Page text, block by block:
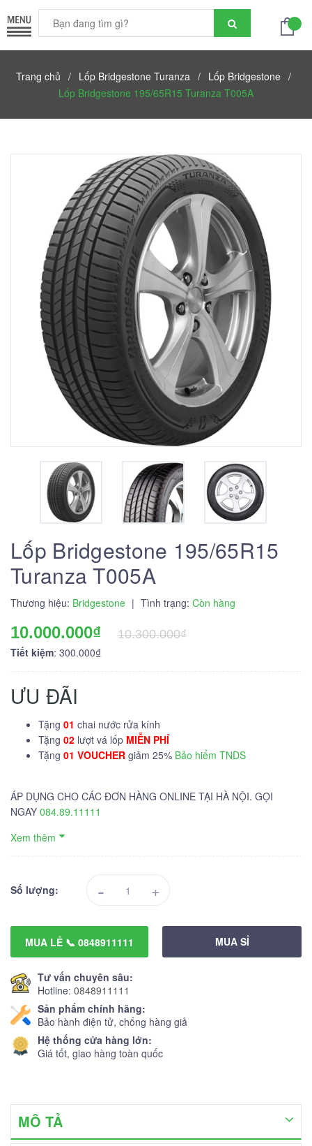
Trang chủ / Lốp Bridgestone Turanza / Lốp Bridgestone /
Lốp Bridgestone 195/65R15 Turanza T005A
Lốp Bridgestone 195/65R15
Turanza T005A
Thương hiệu: Bridgestone | Tình trạng: Còn hàng
10.000.000₫
10.300.000₫
Tiết kiệm: 300.000₫
ƯU ĐÃI
Tặng 01 chai nước rửa kính
Tặng 02 lượt vá lốp MIỄN PHÍ
Tặng 01 VOUCHER giảm 25% Bảo hiểm TNDS
ÁP DỤNG CHO CÁC ĐƠN HÀNG ONLINE TẠI HÀ NỘI. GỌI
NGAY 084.89.11111
Xem thêm
Số lượng: - +
MUA LẺ 📞 0848911111 MUA SỈ
Tư vấn chuyên sâu:
Hotline: 0848911111
Sản phẩm chính hãng:
Bảo hành điện tử, chống hàng giả
Hệ thống cửa hàng lớn:
Giá tốt, giao hàng toàn quốc
MÔ TẢ